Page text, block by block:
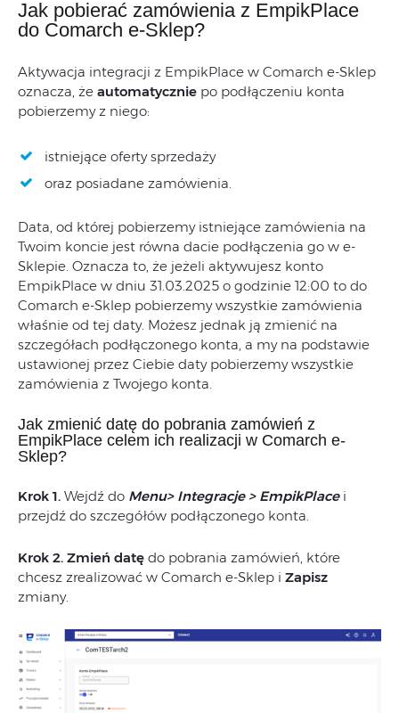
Jak pobierać zamówienia z EmpikPlace
do Comarch e-Sklep?
Aktywacja integracji z EmpikPlace w Comarch e-Sklep
oznacza, że automatycznie po podłączeniu konta
pobierzemy z niego:
istniejące oferty sprzedaży
oraz posiadane zamówienia.
Data, od której pobierzemy istniejące zamówienia na
Twoim koncie jest równa dacie podłączenia go w e-
Sklepie. Oznacza to, że jeżeli aktywujesz konto
EmpikPlace w dniu 31.03.2025 o godzinie 12:00 to do
Comarch e-Sklep pobierzemy wszystkie zamówienia
właśnie od tej daty. Możesz jednak ją zmienić na
szczegółach podłączonego konta, a my na podstawie
ustawionej przez Ciebie daty pobierzemy wszystkie
zamówienia z Twojego konta.
Jak zmienić datę do pobrania zamówień z
EmpikPlace celem ich realizacji w Comarch e-
Sklep?
Krok 1. Wejdź do Menu> Integracje > EmpikPlacei
przejdź do szczegółów podłączonego konta.
Krok 2. Zmień datę do pobrania zamówień, które
chcesz zrealizować w Comarch e-Sklep i Zapisz
zmiany.